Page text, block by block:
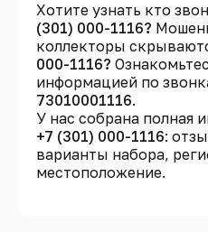
Хотите узнать кто
(301) 000-1116?
коллекторы
000-1116?
информацией по
73010001116.
У нас собрана полная
+7 (301) 000-1116:
варианты набора,
местоположение.